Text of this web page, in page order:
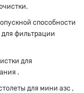
способности
для фильтрации
для
.
для мини азс ,